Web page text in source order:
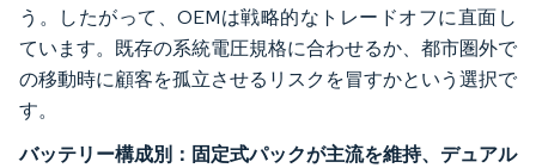
う。したがって、OEMは戦略的なトレードオフに直面し
ています。既存の系統電圧規格に合わせるか、都市圏外で
の移動時に顧客を孤立させるリスクを冒すかという選択で
す。
バッテリー構成別：固定式パックが主流を維持、デュアル